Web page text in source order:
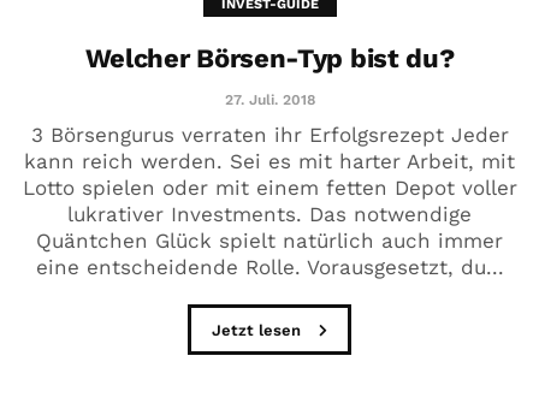
INVEST-GUIDE
Welcher Börsen-Typ bist du?
27. Juli. 2018
3 Börsengurus verraten ihr Erfolgsrezept Jeder
kann reich werden. Sei es mit harter Arbeit, mit
Lotto spielen oder mit einem fetten Depot voller
lukrativer Investments. Das notwendige
Quäntchen Glück spielt natürlich auch immer
eine entscheidende Rolle. Vorausgesetzt, du...
Jetzt lesen